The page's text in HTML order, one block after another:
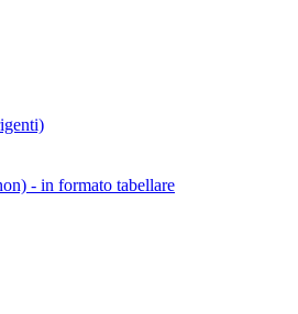
- in formato tabellare